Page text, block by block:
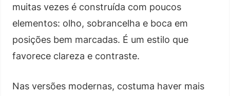
muitas vezes é construída com poucos
elementos: olho, sobrancelha e boca em
posições bem marcadas. É um estilo que
favorece clareza e contraste.
Nas versões modernas, costuma haver mais